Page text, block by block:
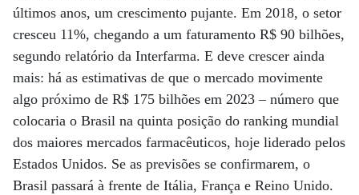
últimos anos, um crescimento pujante. Em 2018, o setor
cresceu 11%, chegando a um faturamento R$ 90 bilhões,
segundo relatório da Interfarma. E deve crescer ainda
mais: há as estimativas de que o mercado movimente
algo próximo de R$ 175 bilhões em 2023 – número que
colocaria o Brasil na quinta posição do ranking mundial
dos maiores mercados farmacêuticos, hoje liderado pelos
Estados Unidos. Se as previsões se confirmarem, o
Brasil passará à frente de Itália, França e Reino Unido.